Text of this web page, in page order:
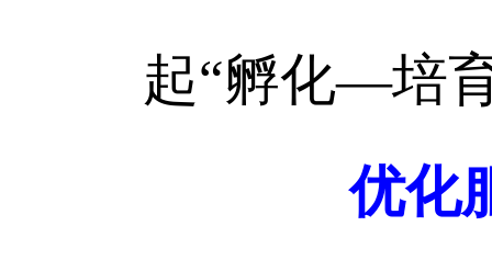
起“孵化—培
优化